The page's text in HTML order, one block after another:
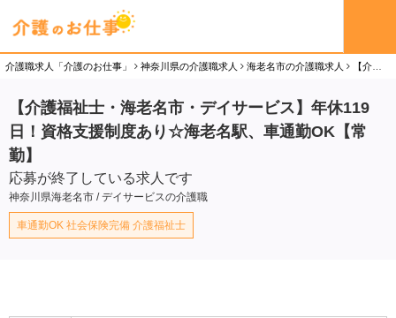
介護職求人「介護のお仕事」 神奈川県の介護職求人 海老名市の介護職求人 【介護福祉士・海老名市・デイサービス】年休119日！資格支援制度あり☆海老名駅、車通勤OK【常勤】の介護職（正社員）求人
【介護福祉士・海老名市・デイサービス】年休119
日！資格支援制度あり☆海老名駅、車通勤OK【常
勤】
応募が終了している求人です
神奈川県海老名市 / デイサービスの介護職
車通勤OK 社会保険完備 介護福祉士